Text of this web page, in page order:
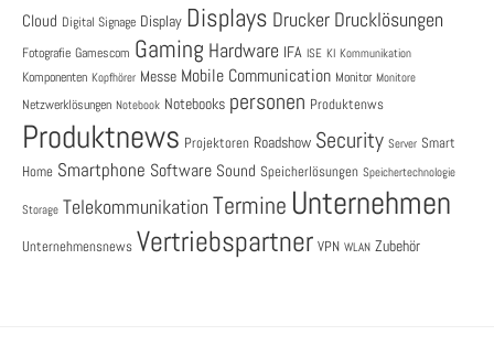
Cloud Digital Signage Display Displays Drucker Drucklösungen
Fotografie Gamescom Gaming Hardware IFA ISE KI Kommunikation
Komponenten Kopfhörer Messe Mobile Communication Monitor Monitore
Netzwerklösungen Notebook Notebooks personen Produktenws
Produktnews Projektoren Roadshow Security Server Smart
Home Smartphone Software Sound Speicherlösungen Speichertechnologie
Storage Telekommunikation Termine Unternehmen
Unternehmensnews Vertriebspartner VPN WLAN Zubehör